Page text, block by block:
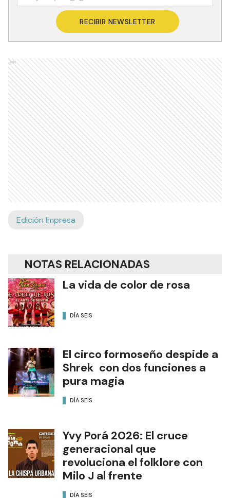
RECIBIR NEWSLETTER
Ads
Edición Impresa
NOTAS RELACIONADAS
La vida de color de rosa
DÍA SEIS
El circo formoseño despide a
Shrek con dos funciones a
pura magia
DÍA SEIS
Yvy Porá 2026: El cruce
generacional que
revoluciona el folklore con
Milo J al frente
DÍA SEIS